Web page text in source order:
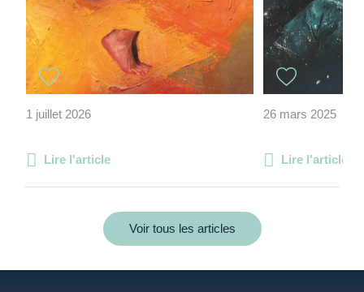
1 juillet 2026
Lire l'article
26 mars 2025
Lire l'article
Voir tous les articles